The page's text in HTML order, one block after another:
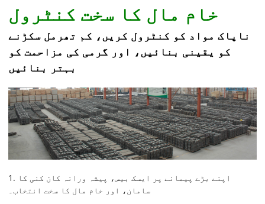
خام مال کا سخت کنٹرول
ناپاک مواد کو کنٹرول کریں، کم تھرمل سکڑنے
کو یقینی بنائیں، اور گرمی کی مزاحمت کو
بہتر بنائیں
1. اپنے بڑے پیمانے پر ایسک بیس، پیشہ ورانہ کان کنی کا
سامان، اور خام مال کا سخت انتخاب۔